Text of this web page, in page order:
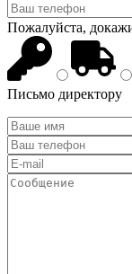
Пожалуйста,
Письмо директору